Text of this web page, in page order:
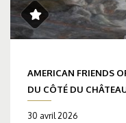
AMERICAN FRIENDS
DU CÔTÉ DU
30 avril 2026